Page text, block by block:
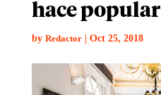
hace popular
by Redactor| Oct 25, 2018